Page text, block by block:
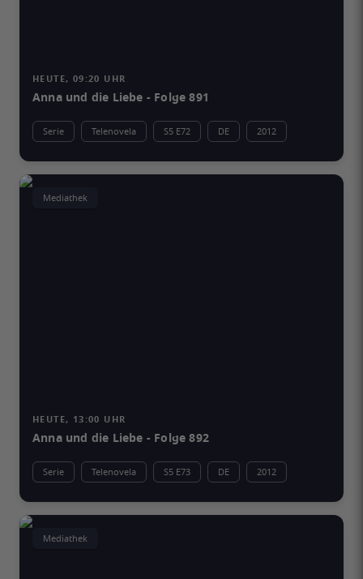
HEUTE, 09:20 UHR
Anna und die Liebe - Folge 891
Serie Telenovela S5 E72 DE 2012
Mediathek
HEUTE, 13:00 UHR
Anna und die Liebe - Folge 892
Serie Telenovela S5 E73 DE 2012
Mediathek